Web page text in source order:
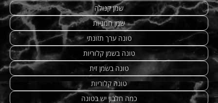
שמן קנולה
שמן חמניות
טונה ערך תזונתי
טונה בשמן קלוריות
טונה בשמן זית
טונה קלוריות
כמה חלבון יש בטונה